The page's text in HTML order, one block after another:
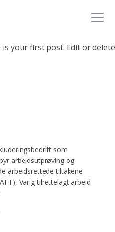
your first post. Edit or delete
som
arbeidsutprøving og
arbeidsrettede tiltakene
Varig tilrettelagt arbeid